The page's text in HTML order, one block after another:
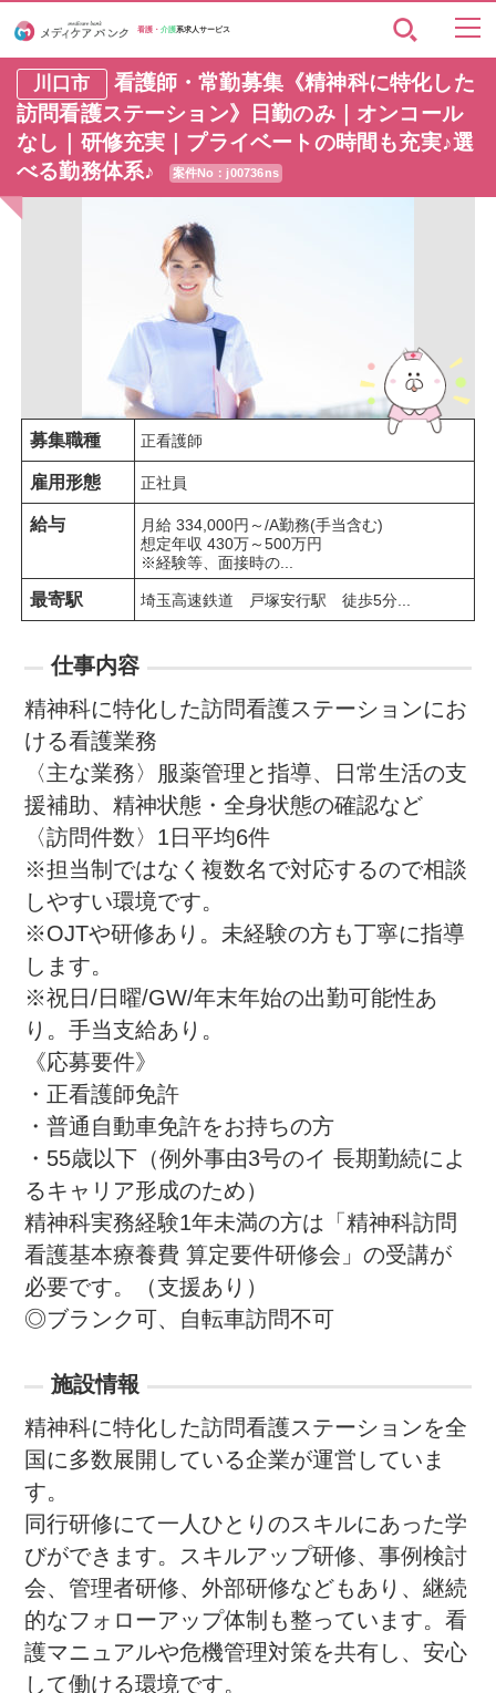
看護・介護系求人サービス
川口市
看護師・常勤募集《精神科に特化した
訪問看護ステーション》日勤のみ｜オンコール
なし｜研修充実｜プライベートの時間も充実♪選
べる勤務体系♪
案件No：j00736ns
募集職種 正看護師
雇用形態 正社員
給与
月給 334,000円～/A勤務(手当含む)
想定年収 430万～500万円
※経験等、面接時の...
最寄駅 埼玉高速鉄道　戸塚安行駅　徒歩5分...
仕事内容
精神科に特化した訪問看護ステーションにお
ける看護業務
〈主な業務〉服薬管理と指導、日常生活の支
援補助、精神状態・全身状態の確認など
〈訪問件数〉1日平均6件
※担当制ではなく複数名で対応するので相談
しやすい環境です。
※OJTや研修あり。未経験の方も丁寧に指導
します。
※祝日/日曜/GW/年末年始の出勤可能性あ
り。手当支給あり。
《応募要件》
・正看護師免許
・普通自動車免許をお持ちの方
・55歳以下（例外事由3号のイ 長期勤続によ
るキャリア形成のため）
精神科実務経験1年未満の方は「精神科訪問
看護基本療養費 算定要件研修会」の受講が
必要です。（支援あり）
◎ブランク可、自転車訪問不可
施設情報
精神科に特化した訪問看護ステーションを全
国に多数展開している企業が運営していま
す。
同行研修にて一人ひとりのスキルにあった学
びができます。スキルアップ研修、事例検討
会、管理者研修、外部研修などもあり、継続
的なフォローアップ体制も整っています。看
護マニュアルや危機管理対策を共有し、安心
して働ける環境です。